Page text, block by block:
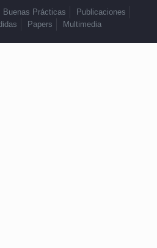
Buenas Prácticas
Publicaciones
Papers Multimedia